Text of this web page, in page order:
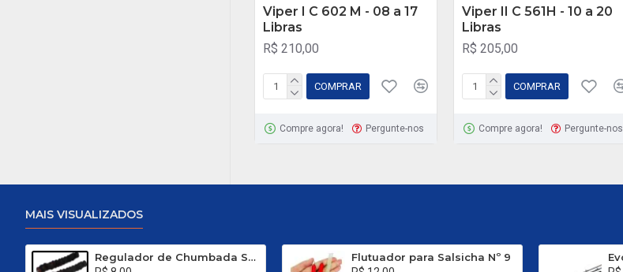
Viper I C 602 M - 08 a 17
Libras
R$ 210,00
COMPRAR
Compre agora! Pergunte-nos
Viper II C 561H - 10 a 20
Libras
R$ 205,00
COMPRAR
Compre agora! Pergunte-nos